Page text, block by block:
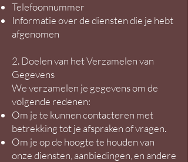
Telefoonnummer
Informatie over de diensten die je hebt
afgenomen
2. Doelen van het Verzamelen van
Gegevens
We verzamelen je gegevens om de
volgende redenen:
Om je te kunnen contacteren met
betrekking tot je afspraken of vragen.
Om je op de hoogte te houden van
onze diensten, aanbiedingen, en andere